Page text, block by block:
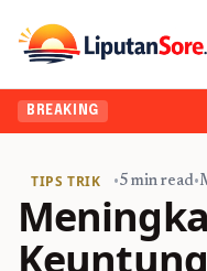
BREAKING
TIPS TRIK •5 min read•